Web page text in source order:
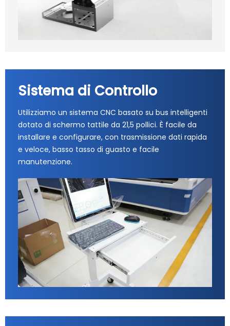
Sistema di Controllo
Utilizziamo un sistema CNC basato su bus intelligenti
dotato di schermo tattile da 21,5 pollici. È facile da
installare e configurare, con trasmissione dati rapida
e veloce, basso tasso di guasto e facile
manutenzione.